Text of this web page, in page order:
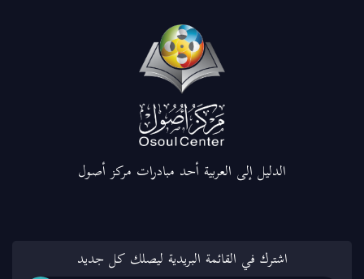
الدليل إلى العربية أحد مبادرات مركز أصول
اشترك في القائمة البريدية ليصلك كل جديد